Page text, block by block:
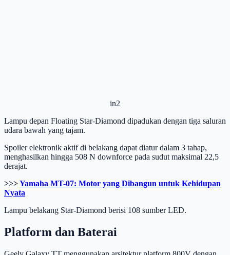
in2
Lampu depan Floating Star-Diamond dipadukan dengan tiga saluran
udara bawah yang tajam.
Spoiler elektronik aktif di belakang dapat diatur dalam 3 tahap,
menghasilkan hingga 508 N downforce pada sudut maksimal 22,5
derajat.
>>>Yamaha MT-07: Motor yang Dibangun untuk Kehidupan
Nyata
Lampu belakang Star-Diamond berisi 108 sumber LED.
Platform dan Baterai